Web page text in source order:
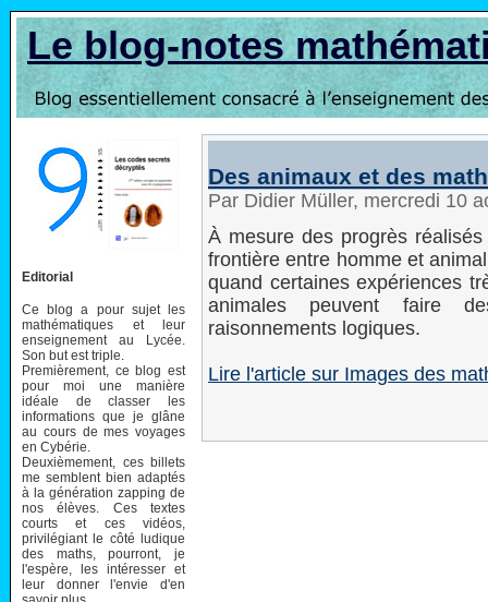
Le blog-notes
Editorial
Ce blog a pour sujet les
mathématiques et leur
enseignement au Lycée.
Son but est triple.
Premièrement, ce blog est
pour moi une manière
idéale de classer les
informations que je glâne
au cours de mes voyages
en Cybérie.
Deuxièmement, ces billets
me semblent bien adaptés
à la génération zapping de
nos élèves. Ces textes
courts et ces vidéos,
privilégiant le côté ludique
des maths, pourront, je
l'espère, les intéresser et
leur donner l'envie d'en
Des animaux et des
Par Didier Müller, mercredi 10
À mesure des progrès
frontière entre homme et
quand certaines expériences
animales peuvent faire
raisonnements logiques.
Lire l'article sur Images des